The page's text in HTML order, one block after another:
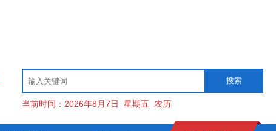
当前时间： 2026年8月7日 星期五 农历